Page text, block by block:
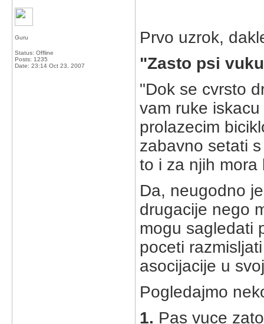
Guru
Status: Offline
Posts: 1235
Date: 23:14 Oct 23, 2007
Prvo uzrok,
"Zasto psi
"Dok se cvrsto
vam ruke
prolazecim
zabavno setati
to i za njih
Da, neugodno
drugacije nego
mogu sagledati
poceti
asocijacije u
Pogledajmo
1. Pas vuce